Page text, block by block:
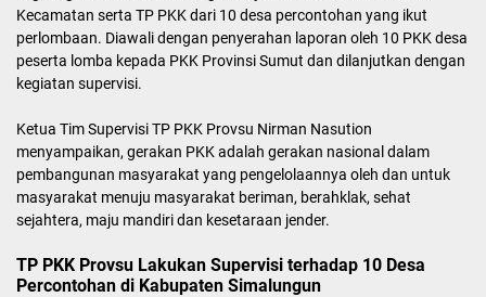
Kecamatan serta TP PKK dari 10 desa percontohan yang ikut
perlombaan. Diawali dengan penyerahan laporan oleh 10 PKK desa
peserta lomba kepada PKK Provinsi Sumut dan dilanjutkan dengan
kegiatan supervisi.
Ketua Tim Supervisi TP PKK Provsu Nirman Nasution
menyampaikan, gerakan PKK adalah gerakan nasional dalam
pembangunan masyarakat yang pengelolaannya oleh dan untuk
masyarakat menuju masyarakat beriman, berahklak, sehat
sejahtera, maju mandiri dan kesetaraan jender.
TP PKK Provsu Lakukan Supervisi terhadap 10 Desa
Percontohan di Kabupaten Simalungun